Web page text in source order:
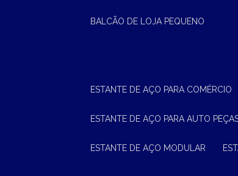
BALCÃO DE LOJA PEQUENO
ESTANTE DE AÇO PARA COMÉRCIO
ESTANTE DE AÇO PARA AUTO
ESTANTE DE AÇO MODULAR